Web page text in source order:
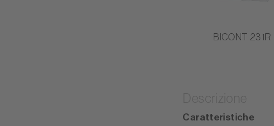
BICONT 231R
Caratteristiche